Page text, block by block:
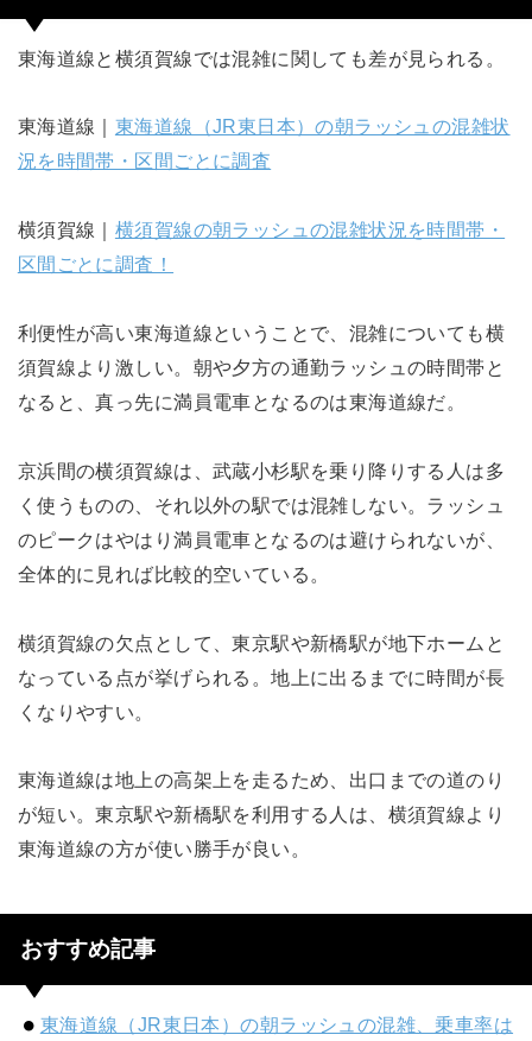
東海道線と横須賀線では混雑に関しても差が見られる。
東海道線｜ 東海道線（JR東日本）の朝ラッシュの混雑状
況を時間帯・区間ごとに調査
横須賀線｜ 横須賀線の朝ラッシュの混雑状況を時間帯・
区間ごとに調査！
利便性が高い東海道線ということで、混雑についても横
須賀線より激しい。朝や夕方の通勤ラッシュの時間帯と
なると、真っ先に満員電車となるのは東海道線だ。
京浜間の横須賀線は、武蔵小杉駅を乗り降りする人は多
く使うものの、それ以外の駅では混雑しない。ラッシュ
のピークはやはり満員電車となるのは避けられないが、
全体的に見れば比較的空いている。
横須賀線の欠点として、東京駅や新橋駅が地下ホームと
なっている点が挙げられる。地上に出るまでに時間が長
くなりやすい。
東海道線は地上の高架上を走るため、出口までの道のり
が短い。東京駅や新橋駅を利用する人は、横須賀線より
東海道線の方が使い勝手が良い。
おすすめ記事
東海道線（JR東日本）の朝ラッシュの混雑、乗車率は